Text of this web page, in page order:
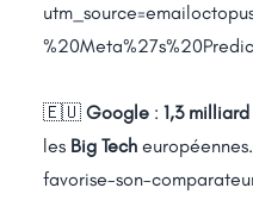
🇪🇺 Google : 1,3 milliard
les Big Tech européennes.
favorise-son-